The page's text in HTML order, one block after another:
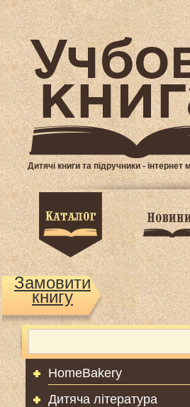
Дитячі книги та підручники - інтернет
Замовити
книгу
HomeBakery
Дитяча література